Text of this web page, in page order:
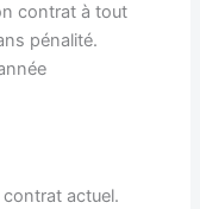
contrat à tout
pénalité.
actuel.